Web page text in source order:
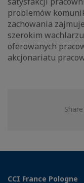
problemów
zachowania
szerokim
oferowanych
akcjonariatu
CCI France Pologne